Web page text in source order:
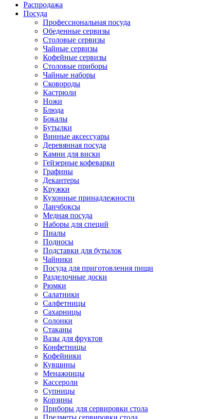
Распродажа
Посуда
Профессиональная посуда
Обеденные сервизы
Столовые сервизы
Чайные сервизы
Кофейные сервизы
Столовые приборы
Чайные наборы
Сковороды
Кастрюли
Ножи
Блюда
Бокалы
Бутылки
Винные аксессуары
Деревянная посуда
Камни для виски
Гейзерные кофеварки
Графины
Декантеры
Кружки
Кухонные принадлежности
Ланчбоксы
Медная посуда
Наборы для специй
Пиалы
Подносы
Подставки для бутылок
Чайники
Посуда для приготовления пищи
Разделочные доски
Рюмки
Салатники
Салфетницы
Сахарницы
Солонки
Стаканы
Вазы для фруктов
Конфетницы
Кофейники
Кувшины
Менажницы
Кассероли
Супницы
Корзины
Приборы для сервировки стола
Предметы сервировки стола